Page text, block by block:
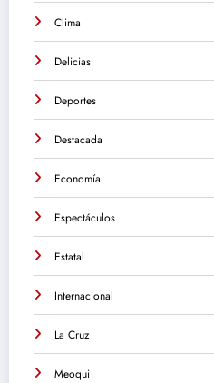
Clima
Delicias
Deportes
Destacada
Economía
Espectáculos
Estatal
Internacional
La Cruz
Meoqui